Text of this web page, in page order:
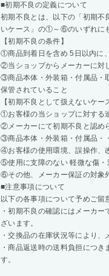
■初期不良の定義について
初期不良とは、以下の「初期
いケース」の①～⑥のいずれに
【初期不良の条件】
①商品到着日を含め 5日以内に
②当ショップからメーカーに対
③商品本体・外装箱・付属品・
保管されていること
【初期不良として扱えないケー
①お客様の当ショップに対する
②メーカーにて初期不良と認め
③商品本体・外装箱・付属品・
④お客様の使用環境、誤操作、
⑤使用に支障のない 軽微な傷・
⑥その他、メーカー保証の対象
■注意事項について
以下の各事項について予めご留
・初期不良の確認にはメーカ
ざいます。
・交換品の在庫状況等により
・商品返送時の送料負担につ
す。